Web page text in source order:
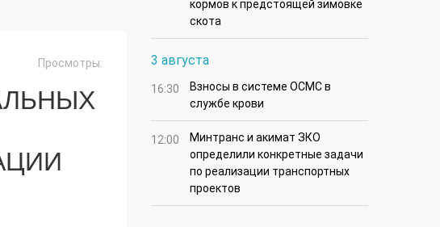
Просмотры:
кормов к предстоящей зимовке
скота
3 августа
16:30
Взносы в системе ОСМС в
службе крови
12:00
Минтранс и акимат ЗКО
определили конкретные задачи
по реализации транспортных
проектов